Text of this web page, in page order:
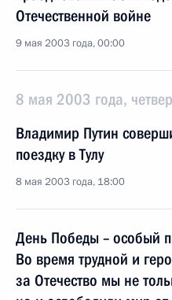
Отечественной войне
9 мая 2003 года, 00:00
8 мая 2003 года,
Владимир Путин
поездку в Тулу
8 мая 2003 года, 18:00
День Победы – особый
Во время трудной и
за Отечество мы не